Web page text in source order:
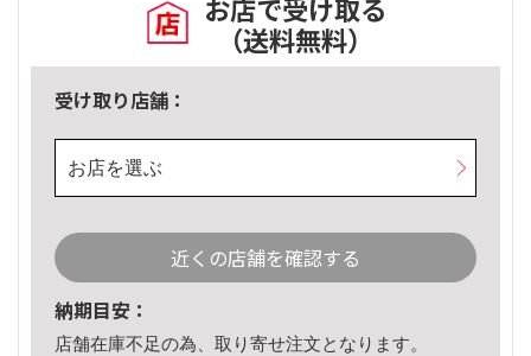
お店で受け取る
（送料無料）
受け取り店舗：
お店を選ぶ
近くの店舗を確認する
納期目安：
店舗在庫不足の為、取り寄せ注文となります。